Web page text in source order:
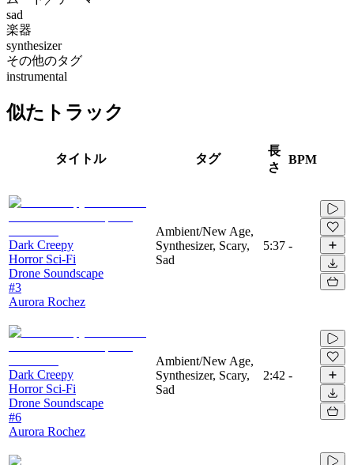
sad
楽器
synthesizer
その他のタグ
instrumental
似たトラック
タイトル タグ
長
さ
BPM
Dark Creepy
Horror Sci-Fi
Drone Soundscape
#3
Aurora Rochez
Ambient/New Age,
Synthesizer, Scary,
Sad
5:37 -
Dark Creepy
Horror Sci-Fi
Drone Soundscape
#6
Aurora Rochez
Ambient/New Age,
Synthesizer, Scary,
Sad
2:42 -